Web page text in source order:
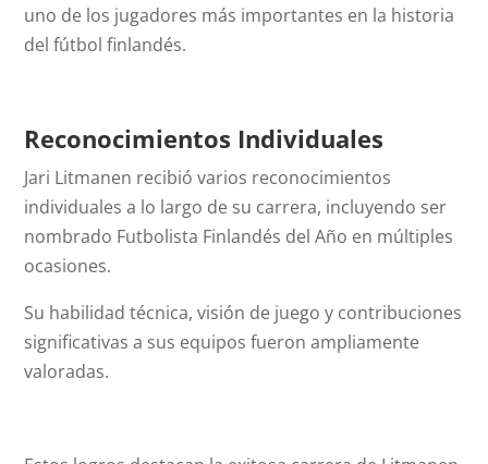
uno de los jugadores más importantes en la historia
del fútbol finlandés.
Reconocimientos Individuales
Jari Litmanen recibió varios reconocimientos
individuales a lo largo de su carrera, incluyendo ser
nombrado Futbolista Finlandés del Año en múltiples
ocasiones.
Su habilidad técnica, visión de juego y contribuciones
significativas a sus equipos fueron ampliamente
valoradas.